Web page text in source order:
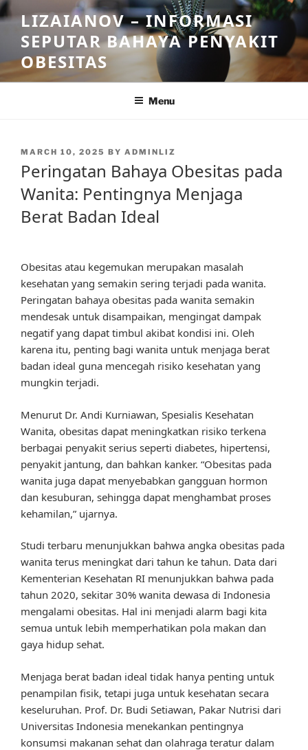
Skip
to
content
LIZAIANOV – INFORMASI
SEPUTAR BAHAYA PENYAKIT
OBESITAS
Menu
POSTED
MARCH 10, 2025 BY ADMINLIZ
Peringatan Bahaya Obesitas pada
Wanita: Pentingnya Menjaga
Berat Badan Ideal
Obesitas atau kegemukan merupakan masalah
kesehatan yang semakin sering terjadi pada wanita.
Peringatan bahaya obesitas pada wanita semakin
mendesak untuk disampaikan, mengingat dampak
negatif yang dapat timbul akibat kondisi ini. Oleh
karena itu, penting bagi wanita untuk menjaga berat
badan ideal guna mencegah risiko kesehatan yang
mungkin terjadi.
Menurut Dr. Andi Kurniawan, Spesialis Kesehatan
Wanita, obesitas dapat meningkatkan risiko terkena
berbagai penyakit serius seperti diabetes, hipertensi,
penyakit jantung, dan bahkan kanker. “Obesitas pada
wanita juga dapat menyebabkan gangguan hormon
dan kesuburan, sehingga dapat menghambat proses
kehamilan,” ujarnya.
Studi terbaru menunjukkan bahwa angka obesitas pada
wanita terus meningkat dari tahun ke tahun. Data dari
Kementerian Kesehatan RI menunjukkan bahwa pada
tahun 2020, sekitar 30% wanita dewasa di Indonesia
mengalami obesitas. Hal ini menjadi alarm bagi kita
semua untuk lebih memperhatikan pola makan dan
gaya hidup sehat.
Menjaga berat badan ideal tidak hanya penting untuk
penampilan fisik, tetapi juga untuk kesehatan secara
keseluruhan. Prof. Dr. Budi Setiawan, Pakar Nutrisi dari
Universitas Indonesia menekankan pentingnya
konsumsi makanan sehat dan olahraga teratur dalam